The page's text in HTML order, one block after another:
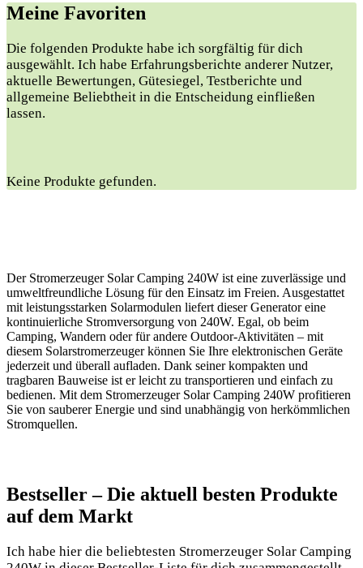
Meine Favoriten
Die folgenden Produkte habe ich sorgfältig für dich
ausgewählt. Ich habe Erfahrungsberichte ⁢anderer Nutzer,
aktuelle Bewertungen, Gütesiegel, Testberichte und​
allgemeine Beliebtheit in ⁣die Entscheidung einfließen
lassen.
Keine Produkte gefunden.
Der Stromerzeuger Solar Camping 240W ist eine zuverlässige und
umweltfreundliche Lösung für den Einsatz im Freien. Ausgestattet
mit leistungsstarken Solarmodulen liefert dieser Generator eine
kontinuierliche Stromversorgung von 240W. Egal, ob beim
Camping, Wandern oder für andere Outdoor-Aktivitäten – mit
diesem Solarstromerzeuger können Sie Ihre elektronischen Geräte
jederzeit und überall aufladen. Dank seiner kompakten und
tragbaren Bauweise ist er leicht zu transportieren und einfach zu
bedienen. Mit dem Stromerzeuger Solar Camping 240W profitieren
Sie von sauberer Energie und sind unabhängig von herkömmlichen
Stromquellen.
Bestseller – Die aktuell⁣ besten Produkte
auf dem Markt
Ich habe hier die beliebtesten Stromerzeuger Solar Camping